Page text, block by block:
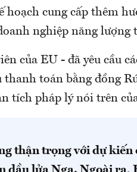
cung cấp thêm
nghiệp năng lượng
của EU - đã yêu cầu
thanh toán bằng đồng
tích pháp lý nói trên
thận trọng với dự kiến